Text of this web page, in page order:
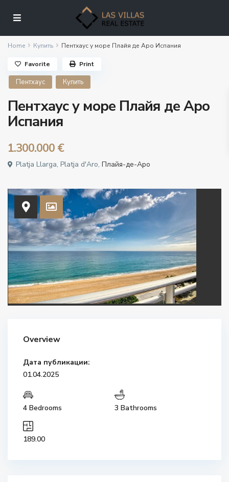
Home Купить Пентхаус у море Плайя де Аро Испания
Пентхаус Купить
Пентхаус у море Плайя де Аро
Испания
1.300.000 €
Platja Llarga, Platja d'Aro,Плайя-де-Аро
Favorite Print
Overview
Дата публикации:
01.04.2025
4 Bedrooms 3 Bathrooms
189.00